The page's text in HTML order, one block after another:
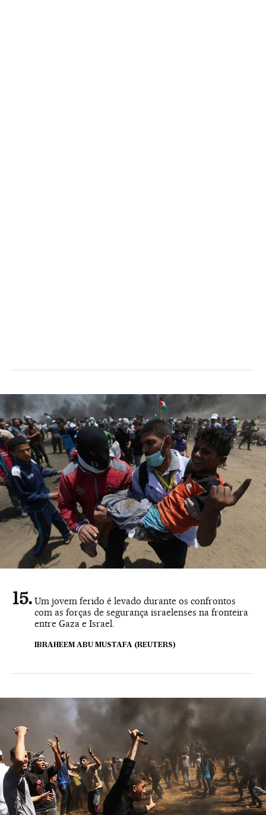
Um jovem ferido é levado durante os confrontos
com as forças de segurança israelenses na fronteira
entre Gaza e Israel.
IBRAHEEM ABU MUSTAFA (REUTERS)